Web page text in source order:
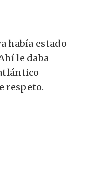
había estado
le daba
respeto.